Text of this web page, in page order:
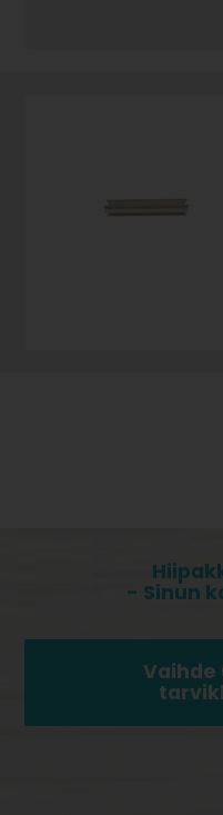
- Sinun
Vaihde